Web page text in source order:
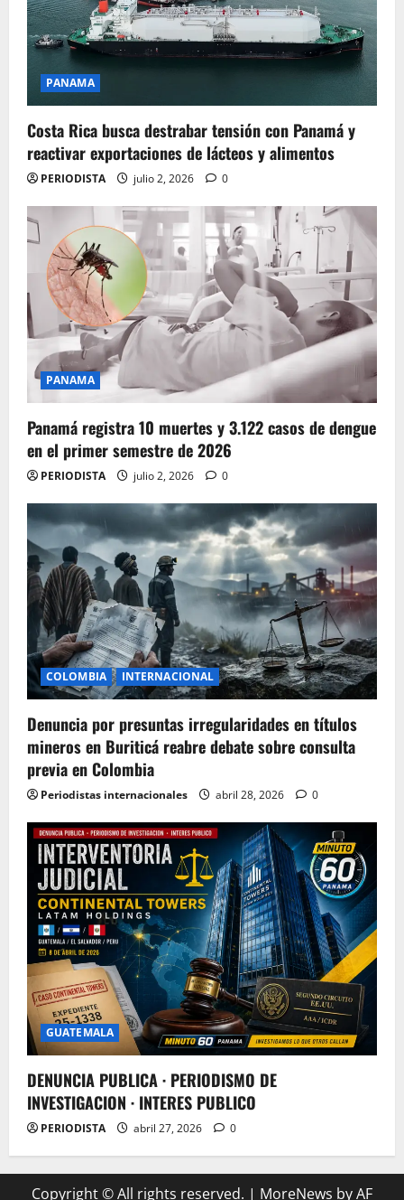
PANAMA
Costa Rica busca destrabar tensión con Panamá y
reactivar exportaciones de lácteos y alimentos
PERIODISTA julio 2, 2026 0
PANAMA
Panamá registra 10 muertes y 3.122 casos de dengue
en el primer semestre de 2026
PERIODISTA julio 2, 2026 0
COLOMBIA INTERNACIONAL
Denuncia por presuntas irregularidades en títulos
mineros en Buriticá reabre debate sobre consulta
previa en Colombia
Periodistas internacionales abril 28, 2026 0
GUATEMALA
DENUNCIA PUBLICA · PERIODISMO DE
INVESTIGACION · INTERES PUBLICO
PERIODISTA abril 27, 2026 0
Copyright © All rights reserved. | MoreNews by AF